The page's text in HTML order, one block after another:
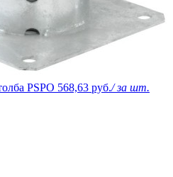
PSPO 568,63 руб./ за шт.